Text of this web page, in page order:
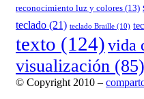
reconocimiento luz y colores (13)
teclado (21) teclado Braille (10)
texto (124)vida
visualización (85)
© Copyright 2010 –